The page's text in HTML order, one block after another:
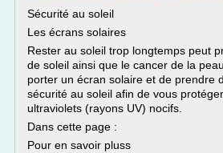
Sécurité au soleil
Les écrans solaires
Rester au soleil trop longtemps peut
de soleil ainsi que le cancer de la
porter un écran solaire et de prendre
sécurité au soleil afin de vous
ultraviolets (rayons UV) nocifs.
Dans cette page :
Pour en savoir pluss